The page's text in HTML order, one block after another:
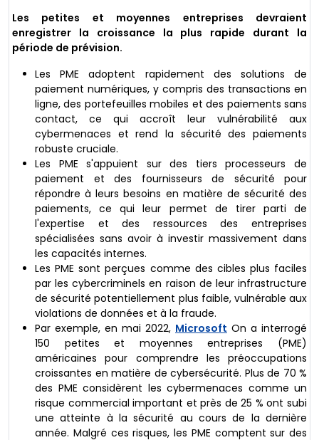
Les petites et moyennes entreprises devraient
enregistrer la croissance la plus rapide durant la
période de prévision.
Les PME adoptent rapidement des solutions de
paiement numériques, y compris des transactions en
ligne, des portefeuilles mobiles et des paiements sans
contact, ce qui accroît leur vulnérabilité aux
cybermenaces et rend la sécurité des paiements
robuste cruciale.
Les PME s'appuient sur des tiers processeurs de
paiement et des fournisseurs de sécurité pour
répondre à leurs besoins en matière de sécurité des
paiements, ce qui leur permet de tirer parti de
l'expertise et des ressources des entreprises
spécialisées sans avoir à investir massivement dans
les capacités internes.
Les PME sont perçues comme des cibles plus faciles
par les cybercriminels en raison de leur infrastructure
de sécurité potentiellement plus faible, vulnérable aux
violations de données et à la fraude.
Par exemple, en mai 2022, Microsoft On a interrogé
150 petites et moyennes entreprises (PME)
américaines pour comprendre les préoccupations
croissantes en matière de cybersécurité. Plus de 70 %
des PME considèrent les cybermenaces comme un
risque commercial important et près de 25 % ont subi
une atteinte à la sécurité au cours de la dernière
année. Malgré ces risques, les PME comptent sur des